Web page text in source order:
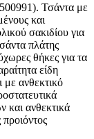
Τσάντα με
και
σακιδίου για
πλάτης
θήκες για τα
είδη
με ανθεκτικό
και ανθεκτικά